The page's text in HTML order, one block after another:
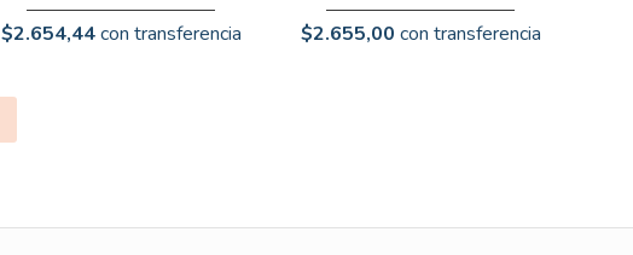
$2.654,44con transferencia $2.655,00 con transferencia